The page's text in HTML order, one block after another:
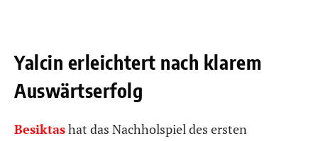
Yalcin erleichtert nach klarem
Auswärtserfolg
Besiktashat das Nachholspiel des ersten